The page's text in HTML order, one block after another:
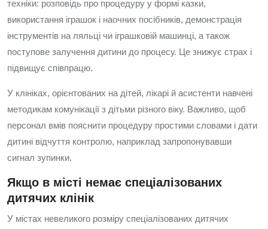
техніки: розповідь про процедуру у формі казки,
використання іграшок і наочних посібників, демонстрація
інструментів на ляльці чи іграшковій машинці, а також
поступове залучення дитини до процесу. Це знижує страх і
підвищує співпрацю.
У клініках, орієнтованих на дітей, лікарі й асистенти навчені
методикам комунікації з дітьми різного віку. Важливо, щоб
персонал вмів пояснити процедуру простими словами і дати
дитині відчуття контролю, наприклад запропонувавши
сигнал зупинки.
Якщо в місті немає спеціалізованих
дитячих клінік
У містах невеликого розміру спеціалізованих дитячих